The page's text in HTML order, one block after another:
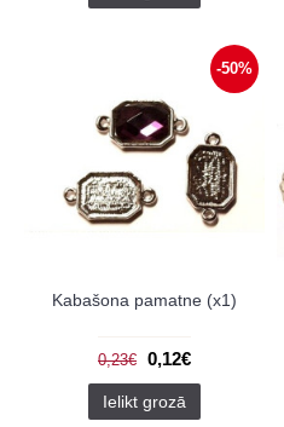
-50%
Kabašona pamatne (x1)
0,23€ 0,12€
Ielikt grozā